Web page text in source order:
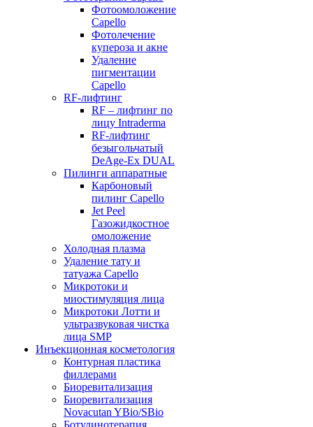
Фотоомоложение
Capello
Фотолечение
купероза и акне
Удаление
пигментации
Capello
RF-лифтинг
RF – лифтинг по
лицу Intraderma
RF-лифтинг
безыгольчатый
DeAge-Ex DUAL
Пилинги аппаратные
Карбоновый
пилинг Capello
Jet Peel
Газожидкостное
омоложение
Холодная плазма
Удаление тату и
татуажа Capello
Микротоки и
миостимуляция лица
Микротоки Лотти и
ультразвуковая чистка
лица SMP
Инъекционная косметология
Контурная пластика
филлерами
Биоревитализация
Биоревитализация
Novacutan YBio/SBio
Ботулинотерапия